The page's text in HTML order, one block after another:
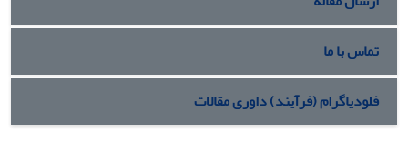
تماس با ما
فلودیاگرام (فرآیند) داوری مقالات